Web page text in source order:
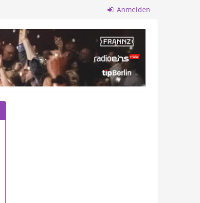
Anmelden